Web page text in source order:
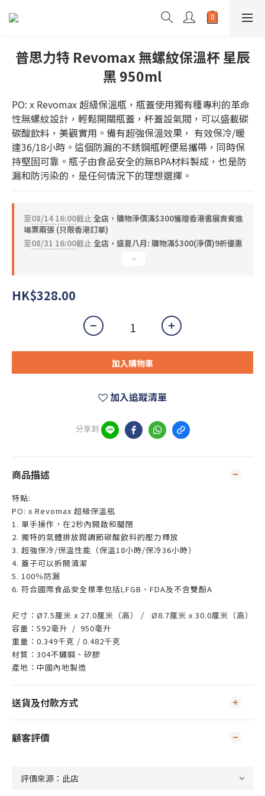
普思力特 Revomax 無螺紋保溫杯 星辰
黑 950ml
PO: x Revomax 超級保溫瓶，瓶蓋使用獨有種專利的革命
性無螺紋設計，輕鬆開關瓶蓋，杯蓋設氣閥，可以盛載碳
碳酸飲料，美觀實用。備有超強保溫效果， 有效保冷/暖
達36/18小時。這個防漏的不銹鋼瓶輕便易攜帶，同時保
持堅固可靠。瓶子由食品安全的無BPA材料製成，也是防
漏和防污染的，是任何情況下的理想選擇。
至08/14 16:00截止全店，購物淨價滿$300獲贈香港書展貴賓進
場票兩張 (只限香港訂單)
至08/31 16:00截止全店，盛夏八月: 購物滿$300(淨價)9折優惠
HK$328.00
加入購物車
加入追蹤清單
分享到
商品描述
特點:
PO: x Revomax 超級保溫瓶
1. 單手操作，在2秒內開啟和關閉
2. 獨特的氣體排放閥調節碳酸飲料的壓力釋放
3. 超強保冷/保溫性能（保溫18小時/保冷36小時）
4. 蓋子可以拆開清潔
5. 100％防漏
6. 符合國際食品安全標準包括LFGB、FDA及不含雙酚A
尺寸：Ø7.5厘米 x 27.0厘米（高） / Ø8.7厘米 x 30.0厘米（高）
容量：592毫升 / 950毫升
重量：0.349千克 / 0.482千克
材質：304不鏽鋼、矽膠
產地：中國內地製造
送貨及付款方式
顧客評價